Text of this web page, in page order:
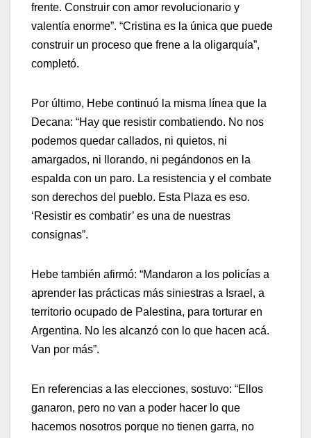
frente. Construir con amor revolucionario y
valentía enorme”. “Cristina es la única que puede
construir un proceso que frene a la oligarquía”,
completó.
Por último, Hebe continuó la misma línea que la
Decana: “Hay que resistir combatiendo. No nos
podemos quedar callados, ni quietos, ni
amargados, ni llorando, ni pegándonos en la
espalda con un paro. La resistencia y el combate
son derechos del pueblo. Esta Plaza es eso.
‘Resistir es combatir’ es una de nuestras
consignas”.
Hebe también afirmó: “Mandaron a los policías a
aprender las prácticas más siniestras a Israel, a
territorio ocupado de Palestina, para torturar en
Argentina. No les alcanzó con lo que hacen acá.
Van por más”.
En referencias a las elecciones, sostuvo: “Ellos
ganaron, pero no van a poder hacer lo que
hacemos nosotros porque no tienen garra, no